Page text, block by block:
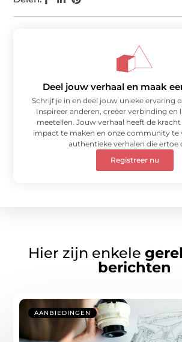
Deel jouw verhaal en maak
Schrijf je in en deel jouw unieke ervaring
Inspireer anderen, creëer verbinding en
meetellen. Jouw verhaal heeft de
impact te maken en onze community te
authentieke verhalen die ertoe
Registreer nu
Hier zijn enkele
berichten
AANBIEDINGEN